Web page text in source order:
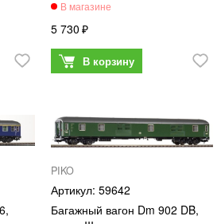
5 730
PIKO
59642
Багажный вагон Dm 902 DB,